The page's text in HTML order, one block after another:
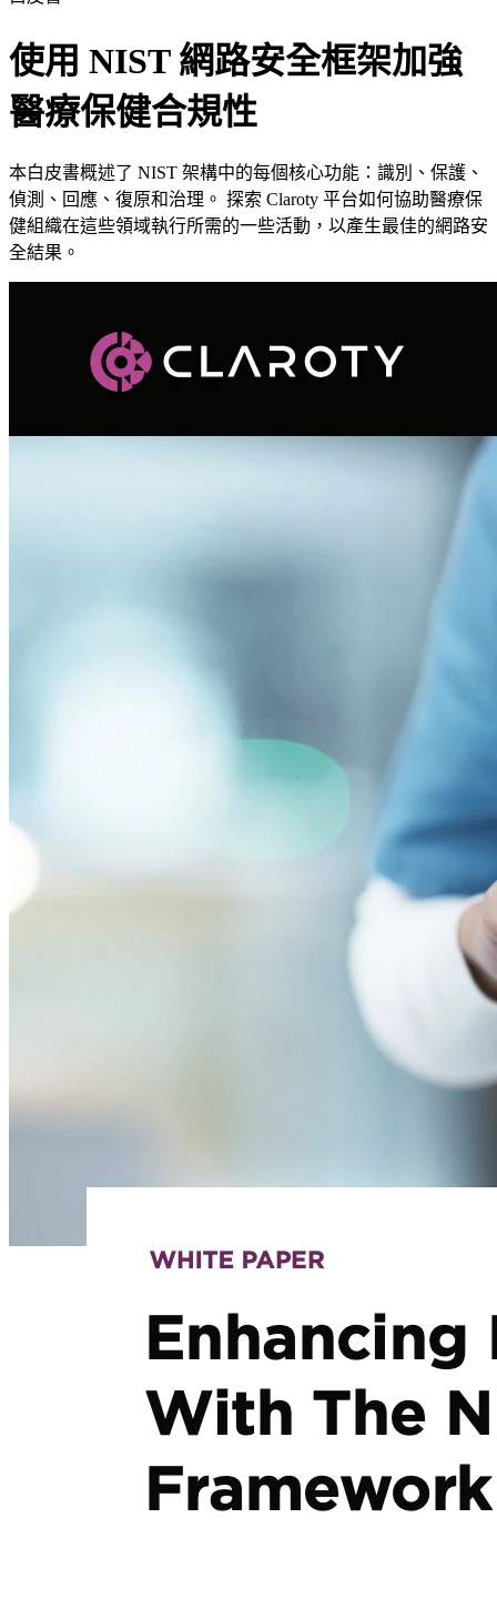
使用 NIST 網路安全框架加強
醫療保健合規性
本白皮書概述了 NIST 架構中的每個核心功能：識別、保護、
偵測、回應、復原和治理。 探索 Claroty 平台如何協助醫療保
健組織在這些領域執行所需的一些活動，以產生最佳的網路安
全結果。